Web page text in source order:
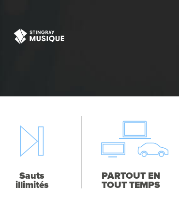
Sauts
illimités
PARTOUT EN
TOUT TEMPS